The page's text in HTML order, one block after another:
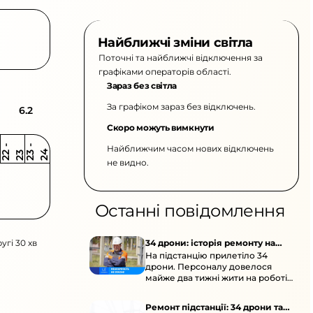
6.2
2 2
-
2 3 2 3
-
2 4
30 хв
Найближчі зміни світла
Поточні та найближчі відключення за
графіками операторів області.
Зараз без світла
За графіком зараз без відключень.
Скоро можуть вимкнути
Найближчим часом нових відключень
не видно.
Останні повідомлення
34 дрони: історія ремонту на
підстанції
На підстанцію прилетіло 34
дрони. Персоналу довелося
майже два тижні жити на роботі
Ремонт підстанції: 34 дрони та